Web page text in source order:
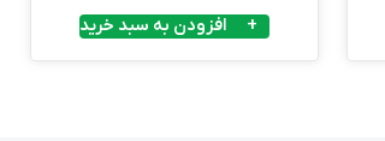
افزودن به سبد خرید